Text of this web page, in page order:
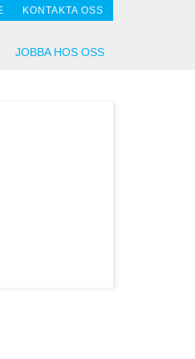
KONTAKTA OSS
JOBBA HOS OSS